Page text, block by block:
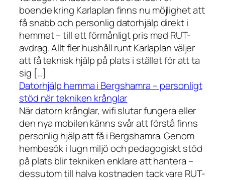
boende kring Karlaplan finns nu möjlighet att
få snabb och personlig datorhjälp direkt i
hemmet – till ett förmånligt pris med RUT-
avdrag. Allt fler hushåll runt Karlaplan väljer
att få teknisk hjälp på plats i stället för att ta
sig […]
Datorhjälp hemma i Bergshamra – personligt
stöd när tekniken krånglar
När datorn krånglar, wifi slutar fungera eller
den nya mobilen känns svår att förstå finns
personlig hjälp att få i Bergshamra. Genom
hembesök i lugn miljö och pedagogiskt stöd
på plats blir tekniken enklare att hantera –
dessutom till halva kostnaden tack vare RUT-